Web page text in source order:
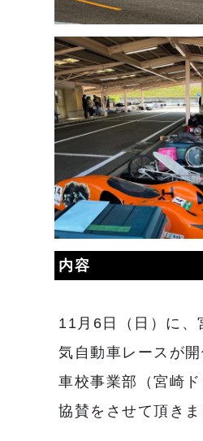
内容
11月6日（日）に、
気自動車レースが開
車校事業部（宮崎
協賛をさせて頂きま